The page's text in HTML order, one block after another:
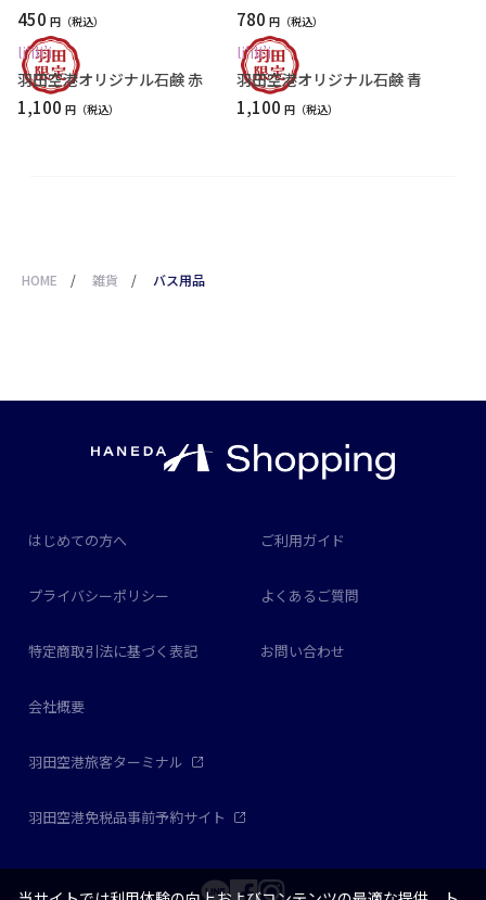
450 円 780 円
li‘ili’i
羽田空港オリジナル石鹸 赤
1,100 円
li‘ili’i
羽田空港オリジナル石鹸 青
1,100 円
HOME / 雑貨 / バス用品
はじめての方へ ご利用ガイド
プライバシーポリシー よくあるご質問
特定商取引法に基づく表記 お問い合わせ
会社概要
羽田空港旅客ターミナル
羽田空港免税品事前予約サイト